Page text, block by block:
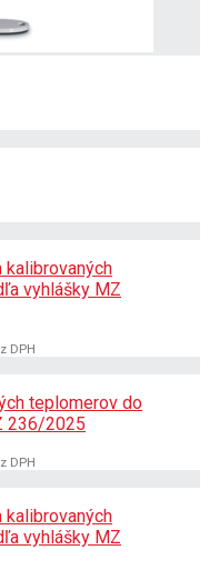
kalibrovaných
vyhlášky MZ
DPH
teplomerov do
236/2025
DPH
kalibrovaných
vyhlášky MZ